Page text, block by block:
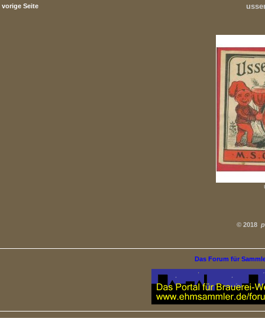
vorige Seite
© 2018
Das Forum für